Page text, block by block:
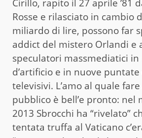
Cirillo, rapito il 27 aprile ’81
Rosse e rilasciato in cambio
miliardo di lire, possono far
addict del mistero Orlandi e
speculatori massmediatici
d’artificio e in nuove
televisivi. L’amo al quale
pubblico è bell’e pronto: nel
2013 Sbrocchi ha “rivelato”
tentata truffa al Vaticano